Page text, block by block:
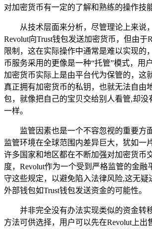
对加密货币有一定的了解和熟练的操作技能
从技术层面来分析，尽管理论上来说
Revolut向Trust钱包发送加密货币，但由于
限制，这在实际操作中通常是难以实现的
币服务采用的更像是一种“托管”模式，用
加密货币实际上是由平台代为保管的，这
真正拥有加密货币的私钥，也就无法自由
包，就像把自己的宝贝交给别人看管,却没
一样。
监管因素也是一个不容忽视的重要方
监管环境在全球范围内差异巨大，犹如一
许多国家和地区都在不断加强对加密货币
度，Revolut作为一个受到严格监管的金融
守这些规定，以避免陷入法律风险,这无疑
外部钱包如Trust钱包发送资金的可能性。
并非完全没有办法实现类似的资金转
方法可供选择，用户可以先在Revolut上出